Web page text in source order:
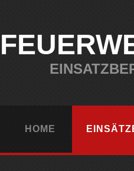
HOME